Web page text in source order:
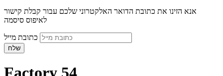
אנא הזינו את כתובת הדואר האלקטרוני שלכם עבור קבלת קישור
לאיפוס סיסמה
שלח